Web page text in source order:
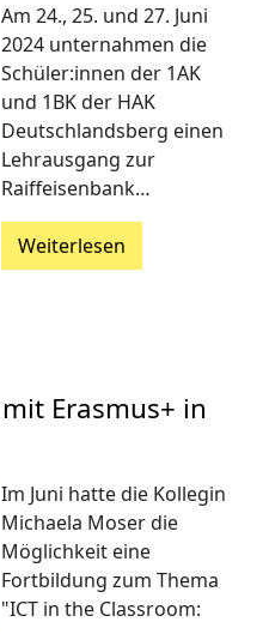
Am 24., 25. und 27. Juni
2024 unternahmen die
Schüler:innen der 1AK
und 1BK der HAK
Deutschlandsberg einen
Lehrausgang zur
Raiffeisenbank…
Weiterlesen
Erasmus+ in
Im Juni hatte die Kollegin
Michaela Moser die
Möglichkeit eine
Fortbildung zum Thema
"ICT in the Classroom: